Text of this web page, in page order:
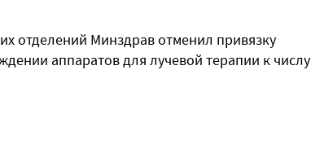
отделений Минздрав отменил привязку
аппаратов для лучевой терапии к числу